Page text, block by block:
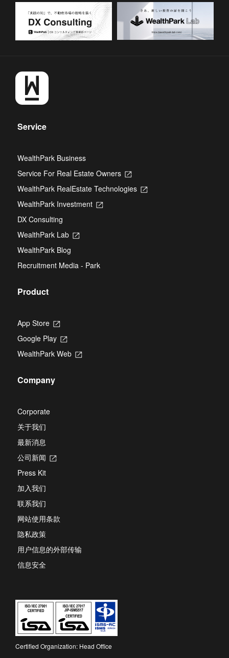
Service
WealthPark Business
Service For Real Estate Owners
Opens
a
WealthPark RealEstate Technologies
Opens
WealthPark Investment
Opens
DX Consulting
WealthPark Lab
Opens
new
tab
WealthPark Blog
Recruitment Media - Park
Product
App Store
Opens
a
new
tab
Google Play
Opens
a
WealthPark Web
Opens
Company
Corporate
关于我们
最新消息
公司新闻
Opens
Press Kit
加入我们
联系我们
网站使用条款
隐私政策
用户信息的外部传输
信息安全
Certified Organization: Head Office